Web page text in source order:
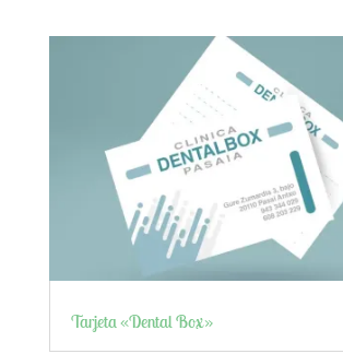
Tarjeta «Dental Box»